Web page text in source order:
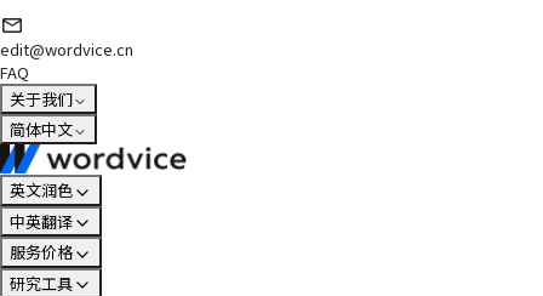
edit@wordvice.cn
FAQ
关于我们
简体中文
英文润色
中英翻译
服务价格
研究工具